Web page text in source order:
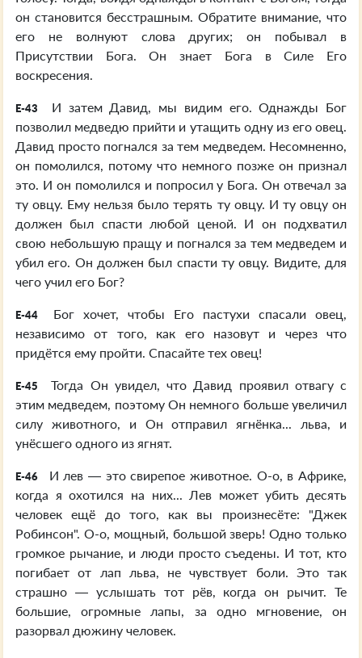
он становится бесстрашным. Обратите внимание, что
его не волнуют слова других; он побывал в
Присутствии Бога. Он знает Бога в Силе Его
воскресения.
E-43
И затем Давид, мы видим его. Однажды Бог
позволил медведю прийти и утащить одну из его овец.
Давид просто погнался за тем медведем. Несомненно,
он помолился, потому что немного позже он признал
это. И он помолился и попросил у Бога. Он отвечал за
ту овцу. Ему нельзя было терять ту овцу. И ту овцу он
должен был спасти любой ценой. И он подхватил
свою небольшую пращу и погнался за тем медведем и
убил его. Он должен был спасти ту овцу. Видите, для
чего учил его Бог?
E-44
Бог хочет, чтобы Его пастухи спасали овец,
независимо от того, как его назовут и через что
придётся ему пройти. Спасайте тех овец!
E-45
Тогда Он увидел, что Давид проявил отвагу с
этим медведем, поэтому Он немного больше увеличил
силу животного, и Он отправил ягнёнка... льва, и
унёсшего одного из ягнят.
E-46
И лев — это свирепое животное. О-о, в Африке,
когда я охотился на них... Лев может убить десять
человек ещё до того, как вы произнесёте: "Джек
Робинсон". О-о, мощный, большой зверь! Одно только
громкое рычание, и люди просто съедены. И тот, кто
погибает от лап льва, не чувствует боли. Это так
страшно — услышать тот рёв, когда он рычит. Те
большие, огромные лапы, за одно мгновение, он
разорвал дюжину человек.